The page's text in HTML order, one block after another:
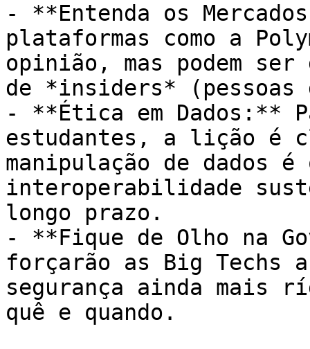
- **Entenda os
plataformas como a
opinião, mas podem
de *insiders* (pessoas
- **Ética em Dados:**
estudantes, a lição é
manipulação de dados
interoperabilidade
longo prazo.
- **Fique de Olho na
forçarão as Big Techs
segurança ainda mais
quê e quando.